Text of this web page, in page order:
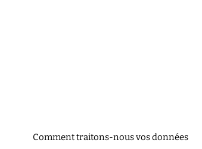
Comment traitons-nous vos données